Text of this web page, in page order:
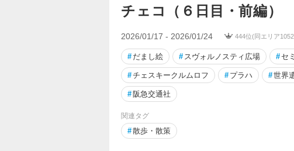
チェコ（６日目・前編）
2026/01/17 - 2026/01/24 444位(同エリア
# だまし絵 # スヴォルノスティ広場 # セ
#チェスキークルムロフ # プラハ #世界
# 阪急交通社
関連タグ
#散歩・散策